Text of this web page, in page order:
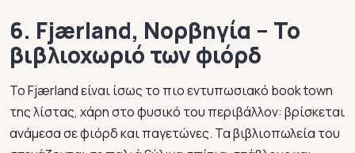
6. Fjærland, Νορβηγία – Το
βιβλιοχωριό των φιόρδ
Το Fjærland είναι ίσως το πιο εντυπωσιακό book town
της λίστας, χάρη στο φυσικό του περιβάλλον: βρίσκεται
ανάμεσα σε φιόρδ και παγετώνες. Τα βιβλιοπωλεία του